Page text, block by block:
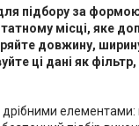
підбору за
місці, яке
довжину,
ці дані як
дрібними